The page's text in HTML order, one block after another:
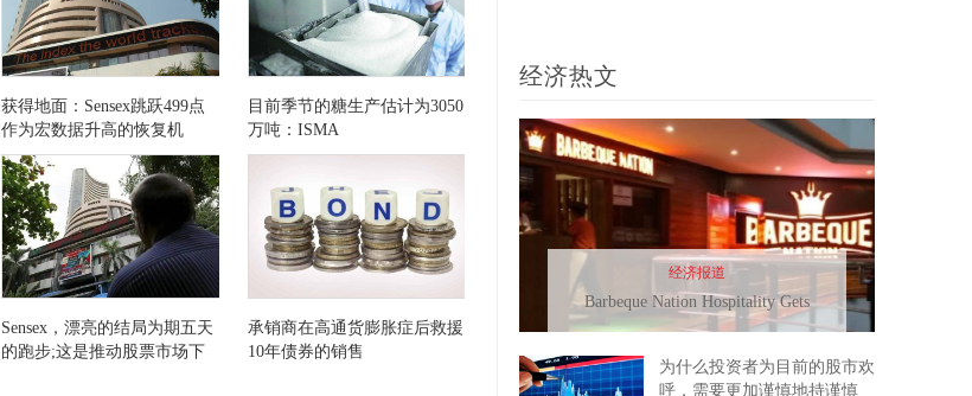
获得地面：Sensex跳跃499点
作为宏数据升高的恢复机
目前季节的糖生产估计为3050
万吨：ISMA
Sensex，漂亮的结局为期五天
的跑步;这是推动股票市场下
承销商在高通货膨胀症后救援
10年债券的销售
经济热文
经济报道
Barbeque Nation Hospitality Gets
Sebi进入FloTipo
为什么投资者为目前的股市欢
呼，需要更加谨慎地持谨慎